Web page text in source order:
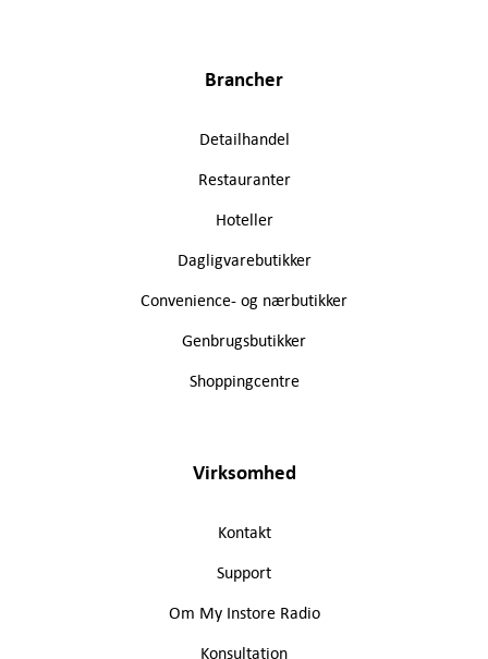
Brancher
Detailhandel
Restauranter
Hoteller
Dagligvarebutikker
Convenience- og nærbutikker
Genbrugsbutikker
Shoppingcentre
Virksomhed
Kontakt
Support
Om My Instore Radio
Konsultation